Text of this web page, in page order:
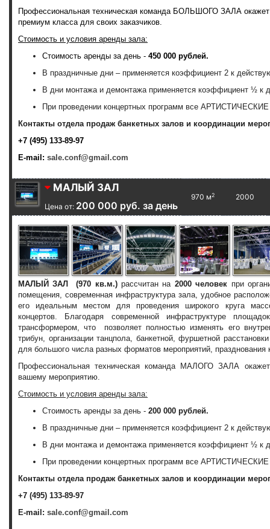
Профессиональная техническая команда БОЛЬШОГО ЗАЛА окажет
премиум класса для своих заказчиков.
Стоимость и условия аренды зала:
Стоимость аренды за день - 450 000 рублей.
В праздничные дни – применяется коэффициент 2 к
В дни монтажа и демонтажа применяется коэффициент ½ к
При проведении концертных программ все АРТИСТИЧЕСКИЕ
Контакты отдела продаж банкетных залов и координации
+7 (495) 133-89-97
E-mail: sale.conf@gmail.com
МАЛЫЙ ЗАЛ
Цена от: 200 000 руб. за день
970 м2 2000
МАЛЫЙ ЗАЛ (970 кв.м.)рассчитан на 2000 человек при
помещения, современная инфраструктура зала, удобное
его идеальным местом для проведения широкого круга
концертов. Благодаря современной инфраструктуре
трансформером, что позволяет полностью изменять его
трибун, организации танцпола, банкетной, фуршетной
для большого числа разных форматов мероприятий, празднования
Профессиональная техническая команда МАЛОГО ЗАЛА
вашему мероприятию.
Стоимость и условия аренды зала:
Стоимость аренды за день - 200 000 рублей.
В праздничные дни – применяется коэффициент 2 к
В дни монтажа и демонтажа применяется коэффициент ½ к
При проведении концертных программ все АРТИСТИЧЕСКИЕ
Контакты отдела продаж банкетных залов и координации
+7 (495) 133-89-97
E-mail: sale.conf@gmail.com